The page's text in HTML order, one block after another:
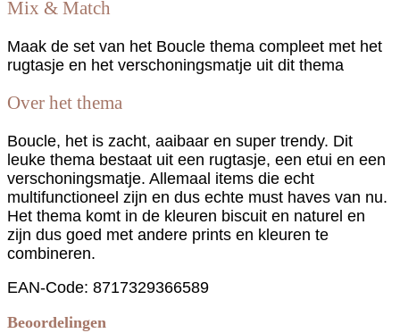
Mix & Match
Maak de set van het Boucle thema compleet met het
rugtasje en het verschoningsmatje uit dit thema
Over het thema
Boucle, het is zacht, aaibaar en super trendy. Dit
leuke thema bestaat uit een rugtasje, een etui en een
verschoningsmatje. Allemaal items die echt
multifunctioneel zijn en dus echte must haves van nu.
Het thema komt in de kleuren biscuit en naturel en
zijn dus goed met andere prints en kleuren te
combineren.
EAN-Code: 8717329366589
Beoordelingen